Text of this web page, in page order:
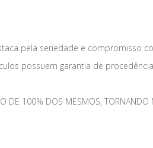
pela seriedade e compromisso
possuem garantia de
DE 100% DOS MESMOS,